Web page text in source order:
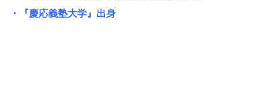
・『慶応義塾大学』出身